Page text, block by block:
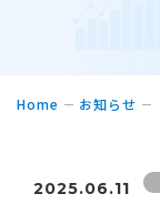
Home お知らせ
2025.06.11